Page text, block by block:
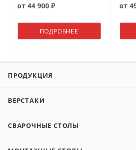
от 44 900 ₽
ПОДРОБНЕЕ
от
ПРОДУКЦИЯ
ВЕРСТАКИ
СВАРОЧНЫЕ СТОЛЫ